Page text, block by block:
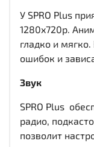
У SPRO Plus
1280x720р.
гладко и
ошибок и
Звук
SPRO Plus
радио,
позволит